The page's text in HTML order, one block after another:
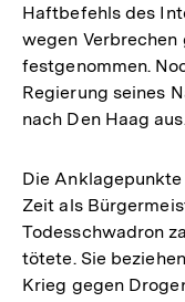
Haftbefehls des
wegen
festgenommen.
Regierung seines
nach Den Haag aus.
Die
Zeit als
Todesschwadron
tötete. Sie
Krieg gegen